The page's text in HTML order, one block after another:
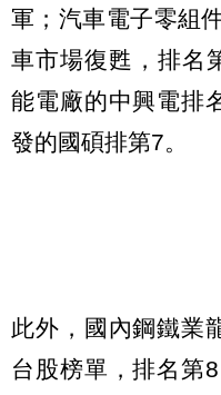
軍；汽車電子零組
車市場復甦，排名
能電廠的中興電排
發的國碩排第7。
此外，國內鋼鐵業
台股榜單，排名第